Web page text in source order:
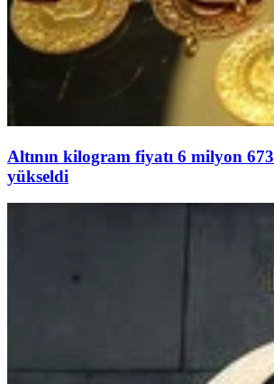
Altının kilogram fiyatı 6 milyon
yükseldi